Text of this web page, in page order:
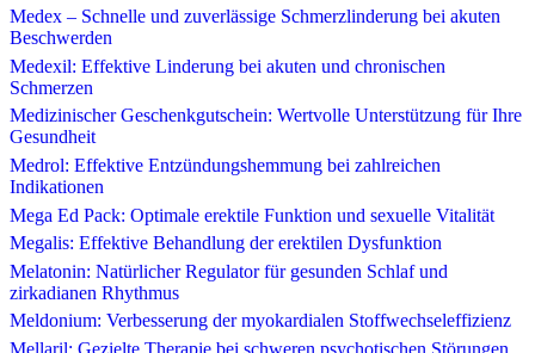
Medex – Schnelle und zuverlässige Schmerzlinderung bei akuten
Beschwerden
Medexil: Effektive Linderung bei akuten und chronischen
Schmerzen
Medizinischer Geschenkgutschein: Wertvolle Unterstützung für Ihre
Gesundheit
Medrol: Effektive Entzündungshemmung bei zahlreichen
Indikationen
Mega Ed Pack: Optimale erektile Funktion und sexuelle Vitalität
Megalis: Effektive Behandlung der erektilen Dysfunktion
Melatonin: Natürlicher Regulator für gesunden Schlaf und
zirkadianen Rhythmus
Meldonium: Verbesserung der myokardialen Stoffwechseleffizienz
Mellaril: Gezielte Therapie bei schweren psychotischen Störungen